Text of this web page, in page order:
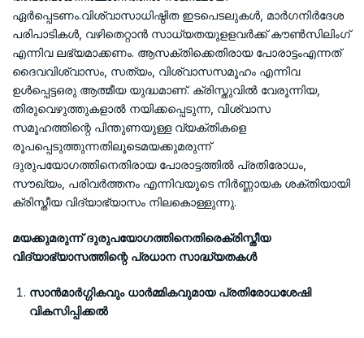
ഏർപ്പെടണം.വിശ്വാസാധിഷ്ഠിത ഇടപെടലുകൾ, മാർഗനിർദേശ
പരിപാടികൾ, വഴിതെറ്റാൻ സാധ്യതയുളളവർക്ക് കൗൺസിലിംഗ്
എന്നിവ ലഭ്യമാക്കണം. ആസക്തിക്കെതിരായ പോരാട്ടംഎന്നത്
ദൈവവിശ്വാസം, സത്യം, വിശ്വാസസമൂഹം എന്നിവ
ഉൾപ്പെട്ടഒരു ആത്മീയ യുദ്ധമാണ്. ക്രിസ്തുവിൽ വേരൂന്നിയ,
തിരുവെഴുത്തുകളാൽ നയിക്കപ്പെടുന്ന, വിശ്വാസ
സമൂഹത്തിന്റെ പിന്തുണയുള്ള വ്യക്തികളെ
രൂപപ്പെടുത്തുന്നതിലൂടെമയക്കുമരുന്ന്
ദുരുപയോഗത്തിനെതിരായ പോരാട്ടത്തിൽ പ്രതിരോധം,
സൗഖ്യം, പരിവർത്തനം എന്നിവയുടെ നിർണ്ണായക ശക്തിയായി
ക്രിസ്തീയ വിദ്യാഭ്യാസം നിലകൊള്ളുന്നു.
മയക്കുമരുന്ന് ദുരുപയോഗത്തിനെതിരെക്രിസ്തീയ
വിദ്യാഭ്യാസത്തിന്റെ പ്രധാന സാദ്ധ്യതകൾ
സാൻമാർഗ്ഗികവും ധാർമ്മികവുമായ പ്രതിരോധശേഷി
വികസിപ്പിക്കൽ